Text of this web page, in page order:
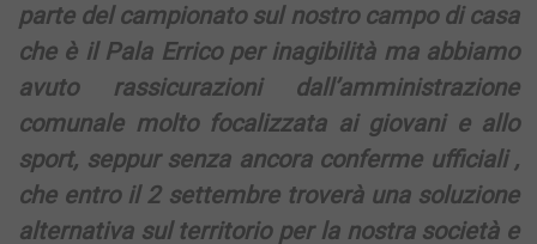
parte del campionato sul nostro campo di casa
che è il Pala Errico per inagibilità ma abbiamo
avuto rassicurazioni dall’amministrazione
comunale molto focalizzata ai giovani e allo
sport, seppur senza ancora conferme ufficiali ,
che entro il 2 settembre troverà una soluzione
alternativa sul territorio per la nostra società e